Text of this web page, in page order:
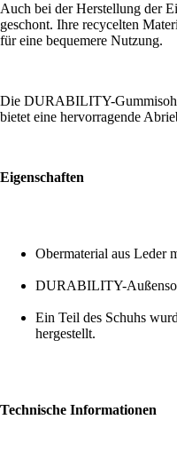
Auch bei der Herstellung der
geschont. Ihre recycelten
für eine bequemere Nutzung.
Die DURABILITY-
bietet eine hervorragende
Eigenschaften
Obermaterial aus Leder
DURABILITY-
Ein Teil des Schuhs
hergestellt.
Technische Informationen